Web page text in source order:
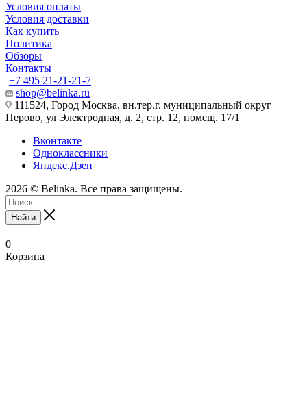
Условия оплаты
Условия доставки
Как купить
Политика
Обзоры
Контакты
+7 495 21-21-21-7
shop@belinka.ru
111524, Город Москва, вн.тер.г. муниципальный округ
Перово, ул Электродная, д. 2, стр. 12, помещ. 17/1
Вконтакте
Одноклассники
Яндекс.Дзен
2026 © Belinka. Все права защищены.
Найти
0
Корзина